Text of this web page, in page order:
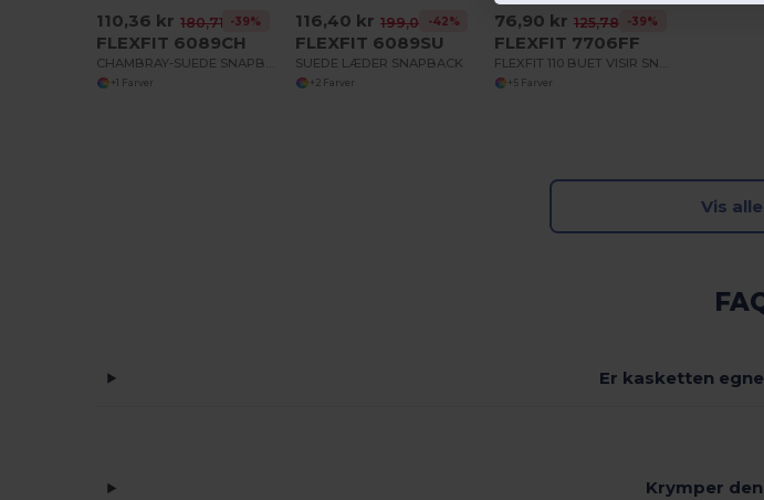
110,36 kr 180,71 kr-39%
FLEXFIT 6089CH
+1 Farver
116,40 kr 199,04 kr
-42%
FLEXFIT 6089SU
SUEDE LÆDER SNAPBACK
+2 Farver
76,90 kr 125,78 kr-39%
FLEXFIT 7706FF
+5 Farver
Vis alle
Er kasketten
Krymper